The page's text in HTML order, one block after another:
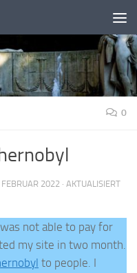
0
2022 · AKTUALISIERT
not able to pay for
my site in two month.
to people. I